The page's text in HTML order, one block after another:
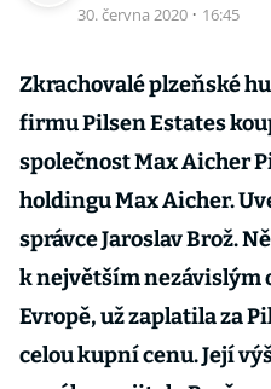
30. června 2020 · 16:45
Zkrachovalé plzeňské
firmu Pilsen Estates
společnost Max Aicher
holdingu Max Aicher.
správce Jaroslav Brož.
k největším nezávislým
Evropě, už zaplatila za
celou kupní cenu. Její